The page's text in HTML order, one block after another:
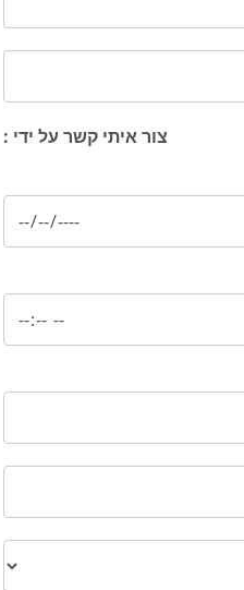
צור איתי קשר על ידי :